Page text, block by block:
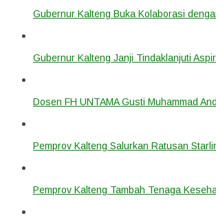
Gubernur Kalteng Buka Kolaborasi
Gubernur Kalteng Janji Tindaklanjuti
Dosen FH UNTAMA Gusti Muhammad
Pemprov Kalteng Salurkan Ratusan
Pemprov Kalteng Tambah Tenaga